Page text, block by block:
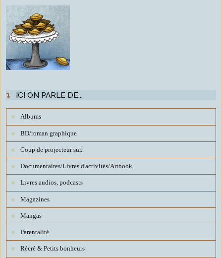
ICI ON PARLE DE...
Albums
BD/roman graphique
Coup de projecteur sur..
Documentaires/Livres d'activités/Artbook
Livres audios, podcasts
Magazines
Mangas
Parentalité
Récré & Petits bonheurs